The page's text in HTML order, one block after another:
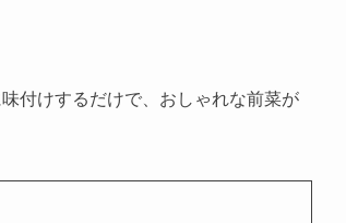
付けするだけで、おしゃれな前菜が